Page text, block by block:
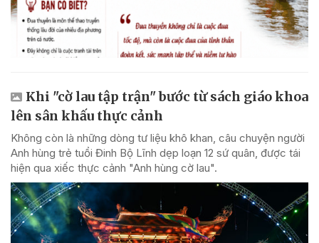
Khi "cờ lau tập trận" bước từ sách giáo khoa
lên sân khấu thực cảnh
Không còn là những dòng tư liệu khô khan, câu chuyện người
Anh hùng trẻ tuổi Đinh Bộ Lĩnh dẹp loạn 12 sứ quân, được tái
hiện qua xiếc thực cảnh "Anh hùng cờ lau".